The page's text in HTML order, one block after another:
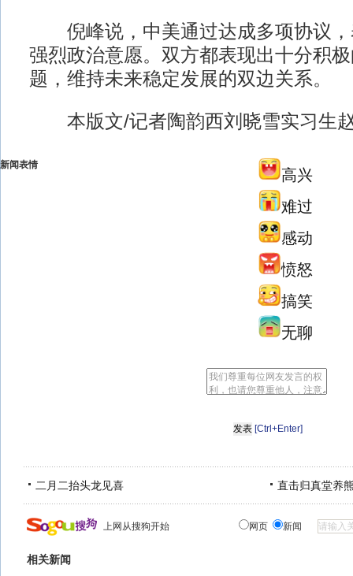
倪峰说，中美通过达成多项协议，
强烈政治意愿。双方都表现出十分积
题，维持未来稳定发展的双边关系。
本版文/记者陶韵西刘晓雪实习生
新闻表情
高兴
难过
感动
愤怒
搞笑
无聊
[Ctrl+Enter]
二月二抬头龙见喜 直击归真堂养
上网从搜狗开始 网页 新闻
相关新闻